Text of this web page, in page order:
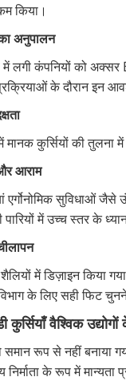
किया।
का अनुपालन
में लगी कंपनियों को
के दौरान इन
मानक कुर्सियों की तुलना
आराम
​​एर्गोनोमिक सुविधाओं
में उच्च स्तर के
में डिज़ाइन किया
के लिए सही फिट
कुर्सियाँ वैश्विक
रूप से नहीं बनाया
निर्माता के रूप में